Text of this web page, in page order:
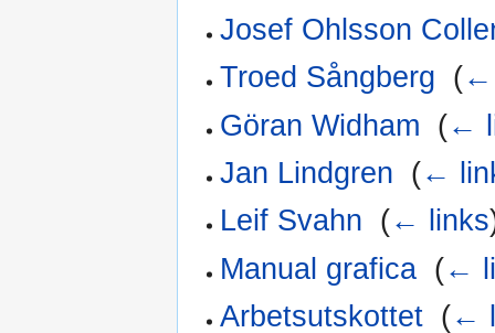
Josef Ohlsson
Troed Sångberg (←
Göran Widham (←
Jan Lindgren (←
Leif Svahn (← links
Manual grafica (←
Arbetsutskottet (←